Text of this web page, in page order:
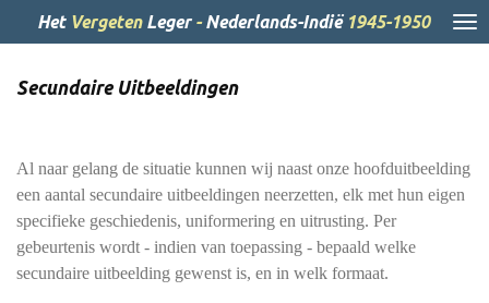
direct
de
Het VergetenLeger - Nederlands-Indië 1945-1950
Secundaire Uitbeeldingen
Al naar gelang de situatie kunnen wij naast onze hoofduitbeelding
een aantal secundaire uitbeeldingen neerzetten, elk met hun eigen
specifieke geschiedenis, uniformering en uitrusting. Per
gebeurtenis wordt - indien van toepassing - bepaald welke
secundaire uitbeelding gewenst is, en in welk formaat.